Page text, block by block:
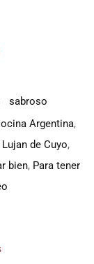
sabroso
Argentina,
Lujan de Cuyo,
bien, Para tener